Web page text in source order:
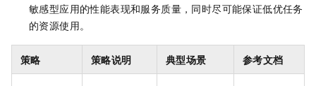
敏感型应用的性能表现和服务质量，同时尽可能保证低优任务
的资源使用。
策略 策略说明 典型场景 参考文档